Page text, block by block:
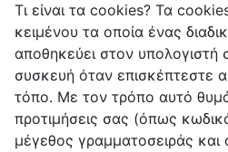
Τι είναι τα cookies? Τα
κειμένου τα οποία ένας
αποθηκεύει στον υπολογιστή
συσκευή όταν επισκέπτεστε
τόπο. Με τον τρόπο αυτό
προτιμήσεις σας (όπως
μέγεθος γραμματοσειράς και